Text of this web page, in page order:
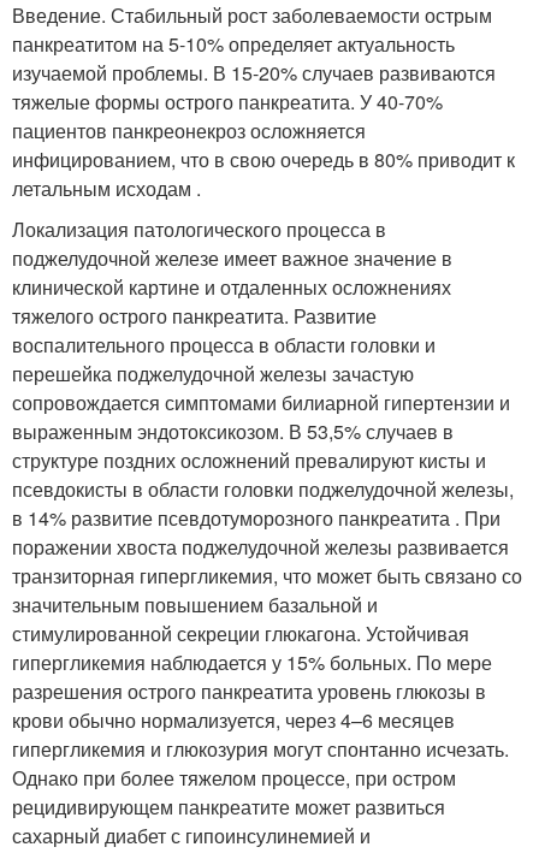
Введение. Стабильный рост заболеваемости острым
панкреатитом на 5-10% определяет актуальность
изучаемой проблемы. В 15-20% случаев развиваются
тяжелые формы острого панкреатита. У 40-70%
пациентов панкреонекроз осложняется
инфицированием, что в свою очередь в 80% приводит к
летальным исходам .
Локализация патологического процесса в
поджелудочной железе имеет важное значение в
клинической картине и отдаленных осложнениях
тяжелого острого панкреатита. Развитие
воспалительного процесса в области головки и
перешейка поджелудочной железы зачастую
сопровождается симптомами билиарной гипертензии и
выраженным эндотоксикозом. В 53,5% случаев в
структуре поздних осложнений превалируют кисты и
псевдокисты в области головки поджелудочной железы,
в 14% развитие псевдотуморозного панкреатита . При
поражении хвоста поджелудочной железы развивается
транзиторная гипергликемия, что может быть связано со
значительным повышением базальной и
стимулированной секреции глюкагона. Устойчивая
гипергликемия наблюдается у 15% больных. По мере
разрешения острого панкреатита уровень глюкозы в
крови обычно нормализуется, через 4–6 месяцев
гипергликемия и глюкозурия могут спонтанно исчезать.
Однако при более тяжелом процессе, при остром
рецидивирующем панкреатите может развиться
сахарный диабет с гипоинсулинемией и